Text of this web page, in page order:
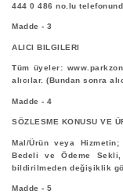
444 0 486 no.lu
Madde - 3
ALICI BILGILERI
Tüm üyeler:
alıcılar. (Bundan sonra
Madde - 4
SÖZLESME KONUSU VE
Mal/Ürün veya
Bedeli ve Ödeme
bildirilmeden değişiklik
Madde - 5